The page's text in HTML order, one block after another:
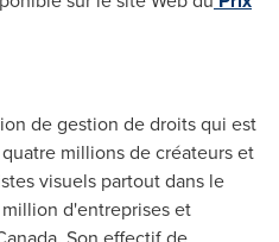
de gestion de droits qui est
millions de créateurs et
visuels partout dans le
d'entreprises et